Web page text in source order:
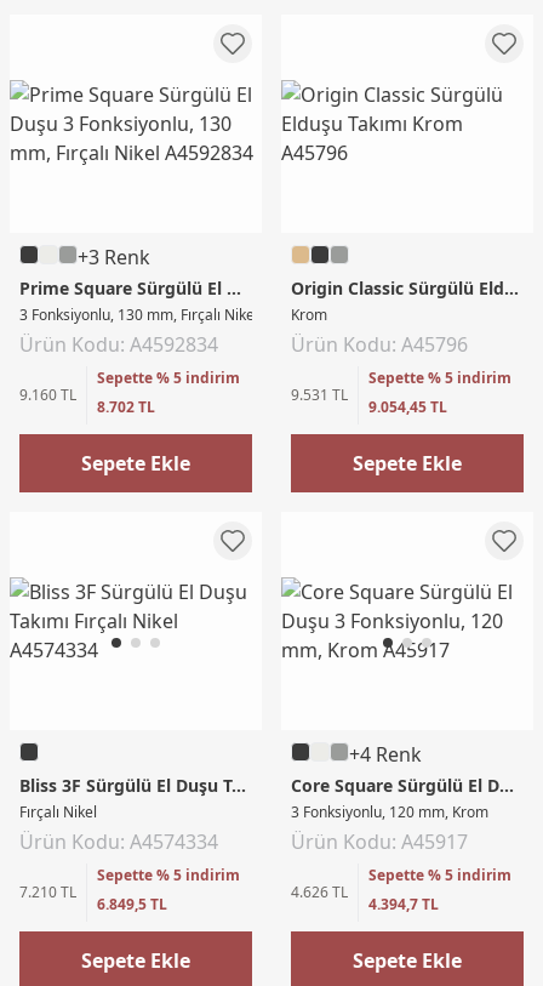
+3 Renk
Prime Square Sürgülü El Duşu
3 Fonksiyonlu, 130 mm, Fırçalı Nikel
Ürün Kodu: A4592834
9.160 TL
Sepette % 5 indirim
8.702 TL
Sepete Ekle
Origin Classic Sürgülü Elduşu Takımı
Krom
Ürün Kodu: A45796
9.531 TL
Sepette % 5 indirim
9.054,45 TL
Sepete Ekle
Bliss 3F Sürgülü El Duşu Takımı
Fırçalı Nikel
Ürün Kodu: A4574334
7.210 TL
Sepette % 5 indirim
6.849,5 TL
Sepete Ekle
+4 Renk
Core Square Sürgülü El Duşu
3 Fonksiyonlu, 120 mm, Krom
Ürün Kodu: A45917
4.626 TL
Sepette % 5 indirim
4.394,7 TL
Sepete Ekle